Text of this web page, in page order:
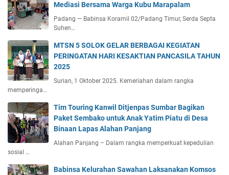
Mediasi Bersama Warga Kubu Marapalam
Padang — Babinsa Koramil 02/Padang Timur, Serda Septa
Suhen…
MTSN 5 SOLOK GELAR BERBAGAI KEGIATAN
PERINGATAN HARI KESAKTIAN PANCASILA TAHUN
2025
Surian, 1 Oktober 2025. Kemeriahan dalam rangka
memperinga…
Tim Touring Kanwil Ditjenpas Sumbar Bagikan
Paket Sembako untuk Anak Yatim Piatu di Desa
Binaan Lapas Alahan Panjang
Alahan Panjang – Dalam rangka memperkuat kepedulian
sosial …
Babinsa Kelurahan Sawahan Laksanakan Komsos